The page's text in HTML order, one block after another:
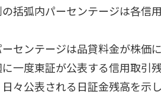
の括弧内パーセンテージは各信
ーセンテージは品貸料金が株価
に一度東証が公表する信用取引
々公表される日証金残高を示